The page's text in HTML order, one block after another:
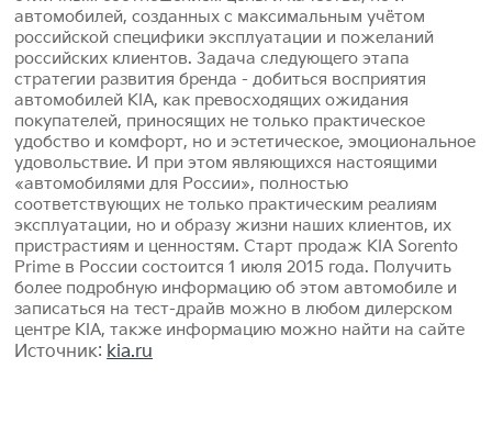
автомобилей, созданных с максимальным учётом
российской специфики эксплуатации и пожеланий
российских клиентов. Задача следующего этапа
стратегии развития бренда - добиться восприятия
автомобилей KIA, как превосходящих ожидания
покупателей, приносящих не только практическое
удобство и комфорт, но и эстетическое, эмоциональное
удовольствие. И при этом являющихся настоящими
«автомобилями для России», полностью
соответствующих не только практическим реалиям
эксплуатации, но и образу жизни наших клиентов, их
пристрастиям и ценностям. Старт продаж KIA Sorento
Prime в России состоится 1 июля 2015 года. Получить
более подробную информацию об этом автомобиле и
записаться на тест-драйв можно в любом дилерском
центре KIA, также информацию можно найти на сайте
Источник: kia.ru